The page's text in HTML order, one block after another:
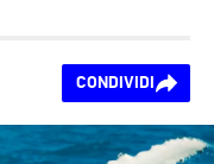
CONDIVIDI